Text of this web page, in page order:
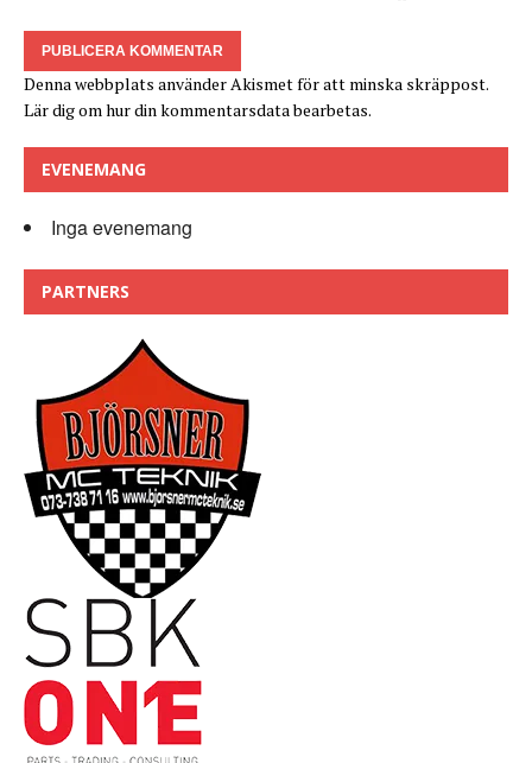
Denna webbplats använder Akismet för att minska skräppost.
Lär dig om hur din kommentarsdata bearbetas.
EVENEMANG
Inga evenemang
PARTNERS